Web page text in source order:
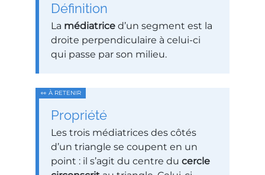
Définition
La médiatrice d’un segment est la
droite perpendiculaire à celui-ci
qui passe par son milieu.
Propriété
Les trois médiatrices des côtés
d’un triangle se coupent en un
point : il s’agit du centre du cercle